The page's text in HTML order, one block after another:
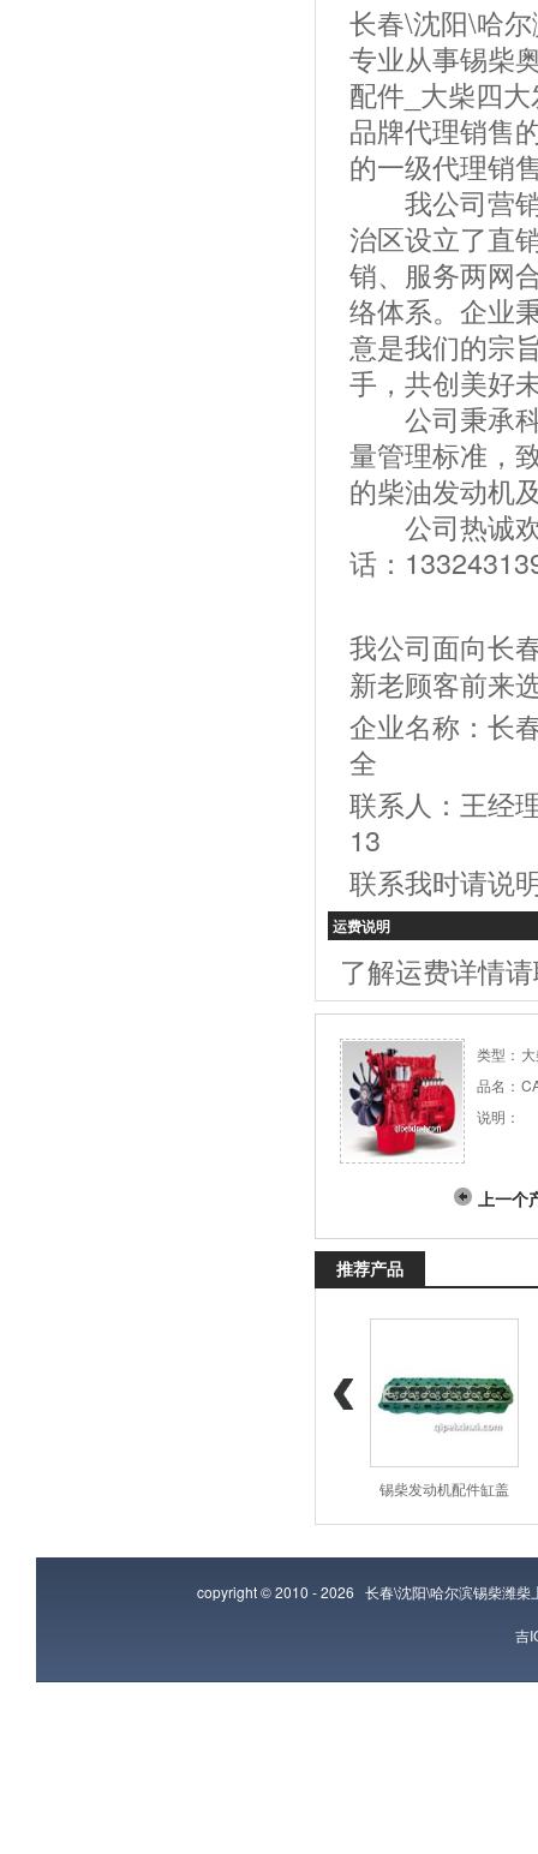
长春\沈阳\哈
专业从事锡柴
配件_大柴四
品牌代理销售
的一级代理销
我公司营销
治区设立了直
销、服务两网
络体系。企业
意是我们的宗
手，共创美好
公司秉承科
量管理标准，
的柴油发动机
公司热诚欢
话：
我公司面向长
新老顾客前来
企业名称：长
全
联系人：王经
13
联系我时请说
运费说明
了解运费详情
类型：
品名：
说明：
上一个
推荐产品
锡柴发动机配件缸盖
copyright © 2010 - 2026 长春\沈阳\哈尔滨锡柴潍柴
吉